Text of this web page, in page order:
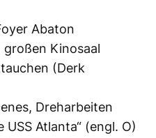
Abaton
großen Kinosaal
(Derk
Dreharbeiten
Atlanta“ (engl. O)